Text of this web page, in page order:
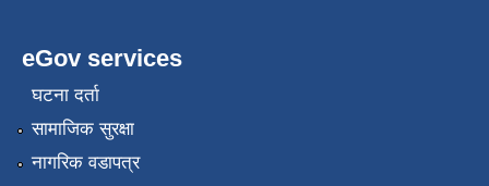
eGov services
घटना दर्ता
सामाजिक सुरक्षा
नागरिक वडापत्र